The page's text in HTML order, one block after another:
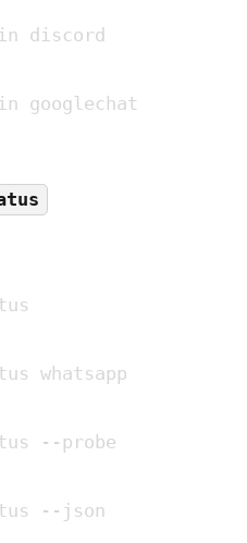
discord
googlechat
whatsapp
--probe
--json